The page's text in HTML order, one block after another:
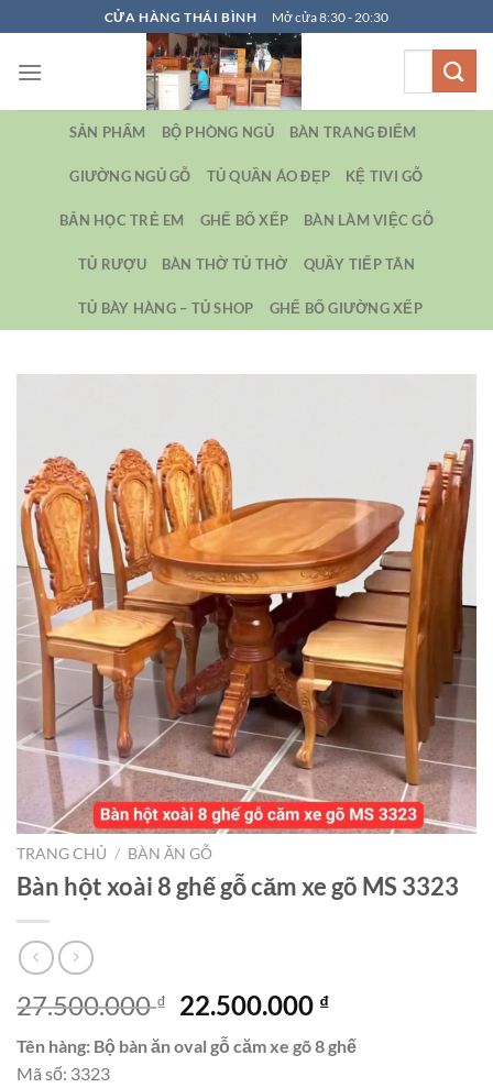
qua
nội
CỬA HÀNG THÁI BÌNH Mở cửa 8:30 - 20:30
SẢN PHẨM BỘ PHÒNG NGỦ BÀN TRANG ĐIỂM
GIƯỜNG NGỦ GỖ TỦ QUẦN ÁO ĐẸP KỆ TIVI GỖ
BẢN HỌC TRẺ EM GHẾ BỐ XẾP BÀN LÀM VIỆC GỖ
TỦ RƯỢU BÀN THỜ TỦ THỜ QUẦY TIẾP TÂN
TỦ BÀY HÀNG – TỦ SHOP GHẾ BỐ GIƯỜNG XẾP
TRANG CHỦ / BÀN ĂN GỖ
Bàn hột xoài 8 ghế gỗ căm xe gõ MS 3323
27.500.000₫
Giá
là:
22.500.000 ₫Giá
hiện
tại
Tên hàng: Bộ bàn ăn oval gỗ căm xe gõ 8 ghế
Mã số: 3323